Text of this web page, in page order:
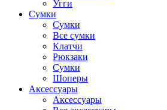
Угги
Сумки
Сумки
Все сумки
Клатчи
Рюкзаки
Сумки
Шоперы
Аксессуары
Аксессуары